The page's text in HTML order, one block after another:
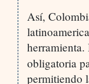
Así,
obligatoria
permitiendo